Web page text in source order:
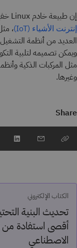
إن طبيعة خادم Linux خفيفة الوزن تجعله حلاً قويًا للعديد من تطبيقات
إنترنت الأشياء (IoT)
،
مثل المركبات الذكية
وغيرها.
Share
الكتاب الإلكتروني
تحديث البنية
أقصى استفادة من
الاصطناعي